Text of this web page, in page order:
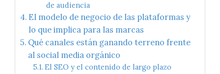
de audiencia
El modelo de negocio de las plataformas y
lo que implica para las marcas
Qué canales están ganando terreno frente
al social media orgánico
El SEO y el contenido de largo plazo